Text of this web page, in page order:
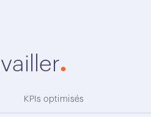
KPIs optimisés